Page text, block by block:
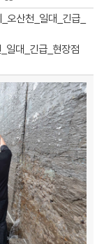
오산천_일대_긴급_
일대_긴급_현장점